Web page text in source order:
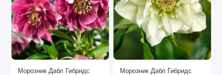
Морозник Дабл Гибридс
Морозник Дабл Гибридс